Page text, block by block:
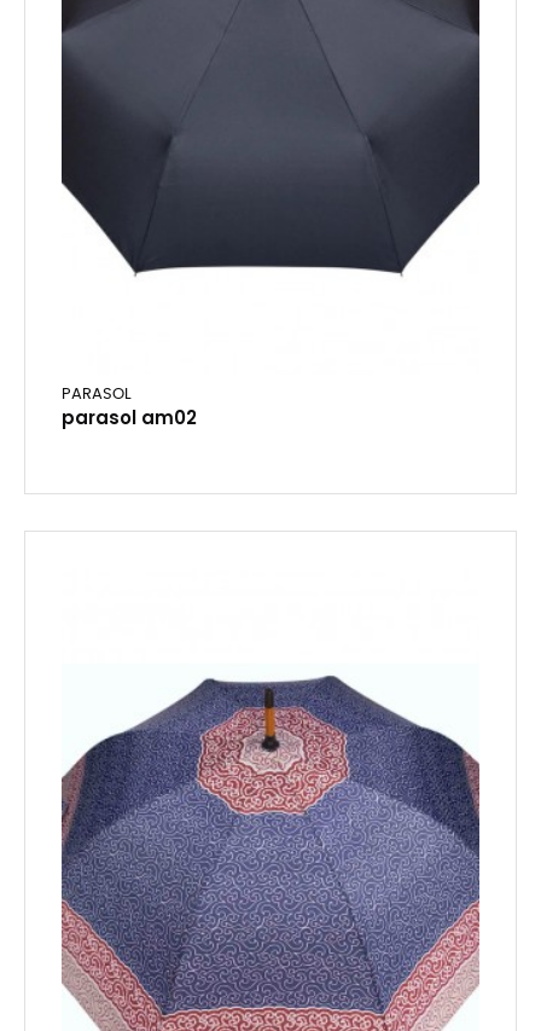
PARASOL
parasol am02